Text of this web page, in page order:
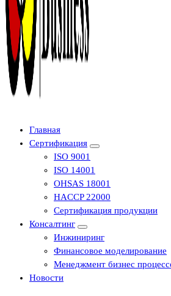
Центр сертификации в Уфе ( услуги по
оформление декларации соответствия,
Главная
Сертификация
ISO 9001
ISO 14001
OHSAS 18001
HACCP 22000
Сертификация продукции
Консалтинг
Инжиниринг
Финансовое моделирование
Менеджмент бизнес
Новости